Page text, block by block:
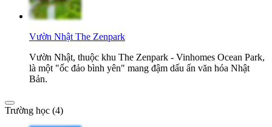
Vườn Nhật The Zenpark
Vườn Nhật, thuộc khu The Zenpark - Vinhomes Ocean Park,
là một "ốc đảo bình yên" mang đậm dấu ấn văn hóa Nhật
Bản.
Trường học (4)